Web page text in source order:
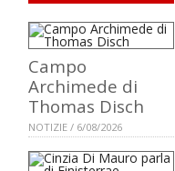
Campo
Archimede di
Thomas Disch
NOTIZIE / 6/08/2026